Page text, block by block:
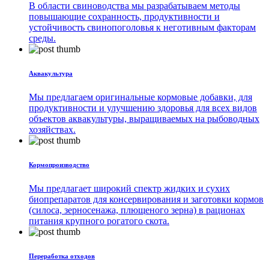
В области свиноводства мы разрабатываем методы
повышающие сохранность, продуктивности и
устойчивость свинопоголовья к неготивным факторам
среды.
Аквакультура
Мы предлагаем оригинальные кормовые добавки, для
продуктивности и улучшению здоровья для всех видов
объектов аквакультуры, выращиваемых на рыбоводных
хозяйствах.
Кормопроизводство
Мы предлагает широкий спектр жидких и сухих
биопрепаратов для консервирования и заготовки кормов
(силоса, зерносенажа, плющеного зерна) в рационах
питания крупного рогатого скота.
Переработка отходов